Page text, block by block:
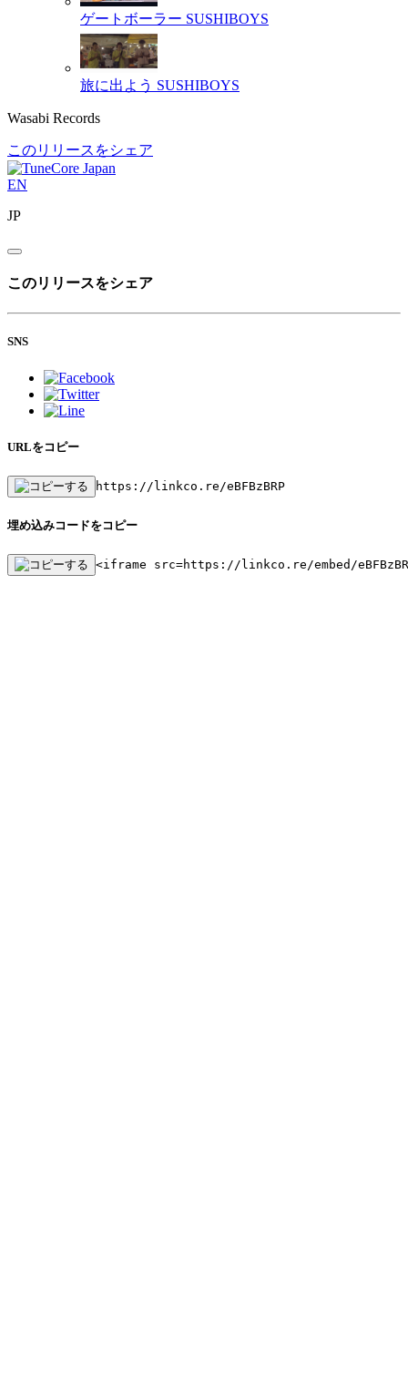
ゲートボーラー SUSHIBOYS
旅に出よう SUSHIBOYS
Wasabi Records
このリリースをシェア
EN
JP
このリリースをシェア
SNS
URLをコピー
https://linkco.re/eBFBzBRP
埋め込みコードをコピー
<iframe src=https://linkco.re/embed/